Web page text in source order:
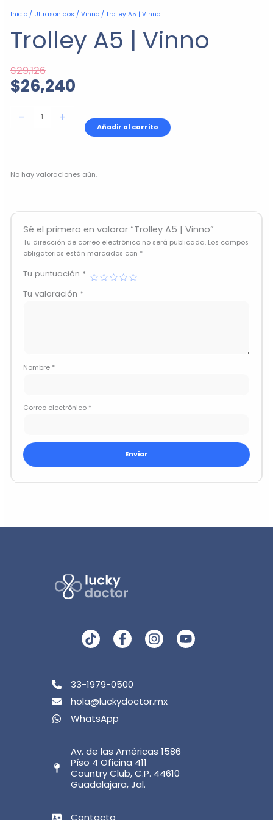
Inicio/ Ultrasonidos / Vinno/ Trolley A5 | Vinno
Trolley A5 | Vinno
$29,126
El
original
era:
$26,240
El
actual
es:
-
Trolley
|
Vinno
+
Añadir al carrito
No hay valoraciones aún.
Sé el primero en valorar “Trolley A5 | Vinno”
Tu dirección de correo electrónico no será publicada. Los campos
obligatorios están marcados con *
Tu puntuación *
Tu valoración *
Nombre *
Correo electrónico *
33-1979-0500
hola@luckydoctor.mx
WhatsApp
Av. de las Américas 1586
Píso 4 Oficina 411
Country Club, C.P. 44610
Guadalajara, Jal.
Contacto